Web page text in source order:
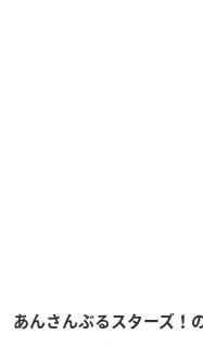
あんさんぶるスターズ！